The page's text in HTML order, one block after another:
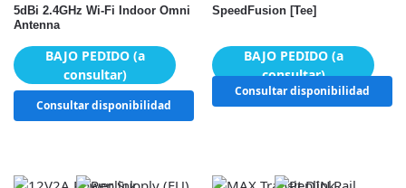
5dBi 2.4GHz Wi-Fi Indoor Omni
Antenna
Consultar disponibilidad
BAJO PEDIDO (a
consultar)
SpeedFusion [Tee]
Consultar disponibilidad
BAJO PEDIDO (a
consultar)